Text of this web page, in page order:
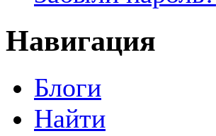
Навигация
Блоги
Найти